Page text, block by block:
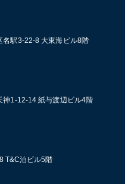
名駅3-22-8 大東海ビル8階
神1-12-14 紙与渡辺ビル4階
T&C泊ビル5階